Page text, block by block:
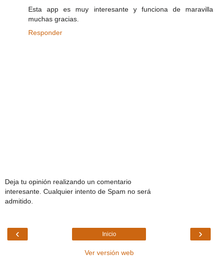
Esta app es muy interesante y funciona de maravilla
muchas gracias.
Responder
Deja tu opinión realizando un comentario
interesante. Cualquier intento de Spam no será
admitido.
‹ ›
Inicio
Ver versión web